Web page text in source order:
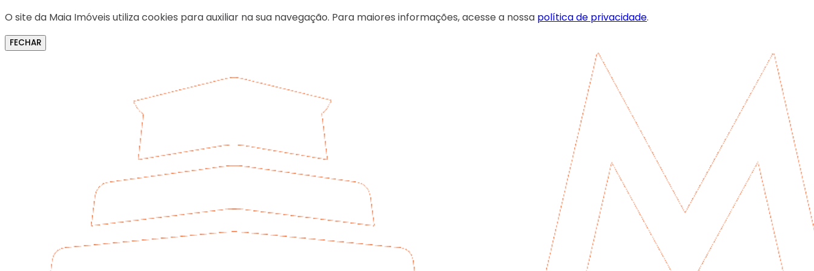
O site da Maia Imóveis utiliza cookies para auxiliar na sua navegação. Para maiores informações, acesse a nossa política de privacidade.
FECHAR